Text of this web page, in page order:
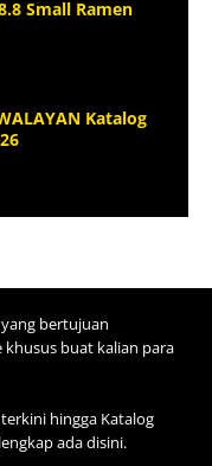
Small Ramen
Katalog
bertujuan
buat kalian para
hingga Katalog
ada disini.